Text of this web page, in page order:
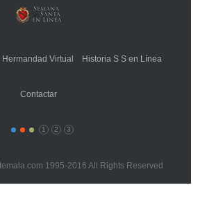
Virtual Historia S S en Línea
Contactar
1 2 3
1995-2016 All Rights Reserved